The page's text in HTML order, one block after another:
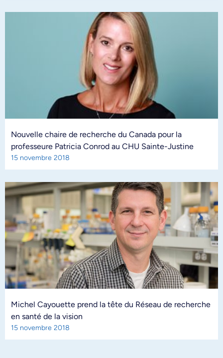
Nouvelle chaire de recherche du Canada pour la
professeure Patricia Conrod au CHU Sainte-Justine
15 novembre 2018
Michel Cayouette prend la tête du Réseau de recherche
en santé de la vision
15 novembre 2018